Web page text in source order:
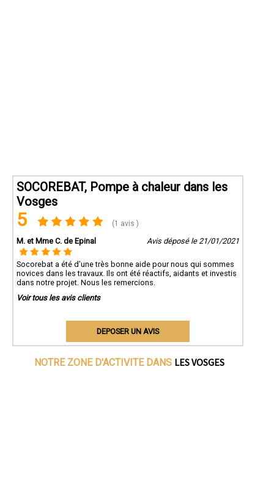
SOCOREBAT, Pompe à chaleur dans les
Vosges
5 (1 avis )
M. et Mme C. de Epinal Avis déposé le 21/01/2021
Socorebat a été d'une très bonne aide pour nous qui sommes
novices dans les travaux. Ils ont été réactifs, aidants et investis
dans notre projet. Nous les remercions.
Voir tous les avis clients
DEPOSER UN AVIS
NOTRE ZONE D'ACTIVITE DANS LES VOSGES